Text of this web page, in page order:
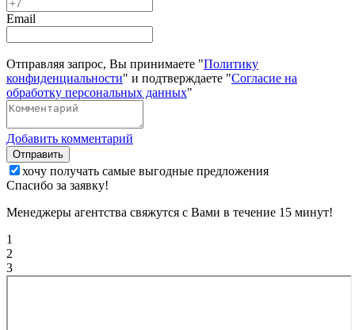
Email
Отправляя запрос, Вы принимаете "Политику
конфиденциальности" и подтверждаете "Согласие на
обработку персональных данных"
Добавить комментарий
Отправить
хочу получать самые выгодные предложения
Спасибо за заявку!
Менеджеры агентства свяжутся с Вами в течение 15 минут!
1
2
3